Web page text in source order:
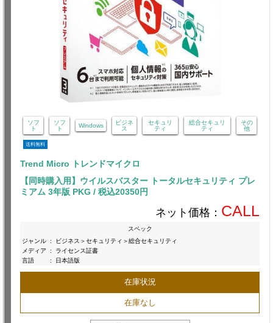
ソフ
ト
ソフ
ト
Windows
ビジネ
ス
セキュリ
ティ
総合セキュリ
ティ
その
他
送料無料
Trend Micro トレンドマイクロ
【同時購入用】ウイルスバスター トータルセキュリティ プレ
ミアム 3年版 PKG / 税込20350円
ネット価格： CALL
スペック
ジャンル :
ビジネス＞セキュリティ＞総合セキュリティ
メディア
:
ライセンス証書
言語
: 日本語版
在庫状況
在庫なし